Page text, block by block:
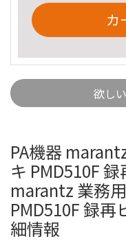
カ
欲し
PA機器
キ PMD510F
marantz 業務
PMD510F 録
細情報